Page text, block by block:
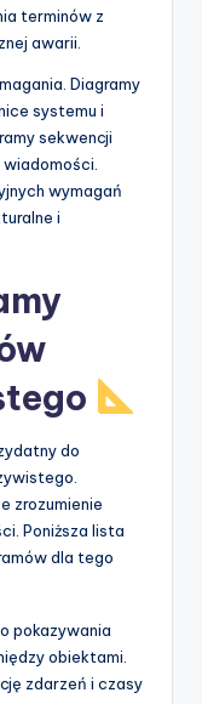
terminów z
awarii.
Diagramy
systemu i
sekwencji
wymagań
i
do
zrozumienie
Poniższa lista
dla tego
pokazywania
obiektami.
zdarzeń i czasy